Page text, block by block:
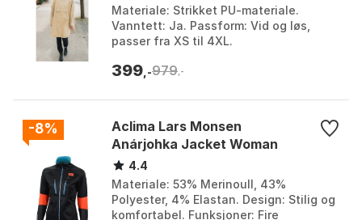
Materiale: Strikket PU-materiale.
Vanntett: Ja. Passform: Vid og løs,
passer fra XS til 4XL.
Farge: Farge 1, Farge 2, Farg...
399 ,-979,-
-8%
Aclima Lars Monsen
Anárjohka Jacket Woman
4.4
Materiale: 53% Merinoull, 43%
Polyester, 4% Elastan. Design: Stilig og
komfortabel. Funksjoner: Fire